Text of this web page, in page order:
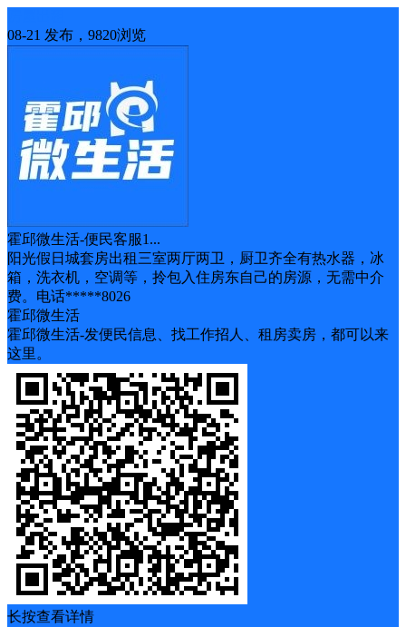
08-21 发布，9820浏览
霍邱微生活-便民客服1...
阳光假日城套房出租三室两厅两卫，厨卫齐全有热水器，冰
箱，洗衣机，空调等，拎包入住房东自己的房源，无需中介
费。电话*****8026
霍邱微生活
霍邱微生活-发便民信息、找工作招人、租房卖房，都可以来
这里。
长按查看详情